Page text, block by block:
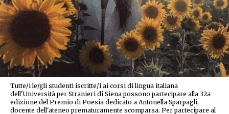
Tutte/i le/gli studenti iscritte/i ai corsi di lingua italiana
dell'Università per Stranieri di Siena possono partecipare alla 32a
edizione del Premio di Poesia dedicato a Antonella Sparpagli,
docente dell'ateneo prematuramente scomparsa. Per partecipare al